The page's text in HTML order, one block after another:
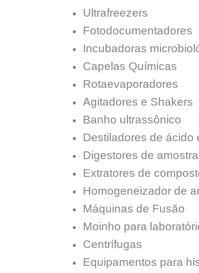
Ultrafreezers
Fotodocumentadores
Incubadoras
Capelas Químicas
Rotaevaporadores
Agitadores e Shakers
Banho ultrassônico
Destiladores de ácido
Digestores de
Extratores de
Homogeneizador de
Máquinas de Fusão
Moinho para
Centrífugas
Equipamentos para